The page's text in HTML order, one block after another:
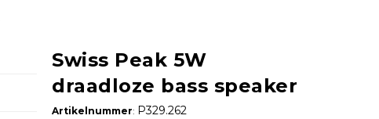
Swiss Peak 5W
draadloze bass speaker
Artikelnummer: P329.262